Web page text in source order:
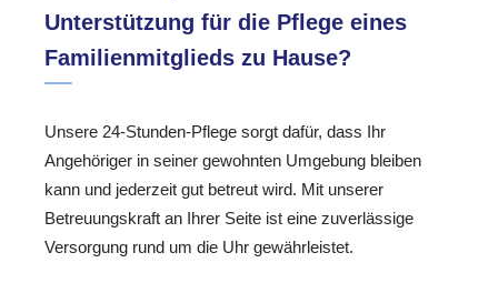
Unterstützung für die Pflege eines
Familienmitglieds zu Hause?
Unsere 24-Stunden-Pflege sorgt dafür, dass Ihr
Angehöriger in seiner gewohnten Umgebung bleiben
kann und jederzeit gut betreut wird. Mit unserer
Betreuungskraft an Ihrer Seite ist eine zuverlässige
Versorgung rund um die Uhr gewährleistet.